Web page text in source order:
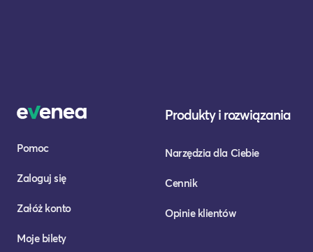
Pomoc
Zaloguj się
Załóż konto
Moje bilety
Produkty i rozwiązania
Narzędzia dla Ciebie
Cennik
Opinie klientów